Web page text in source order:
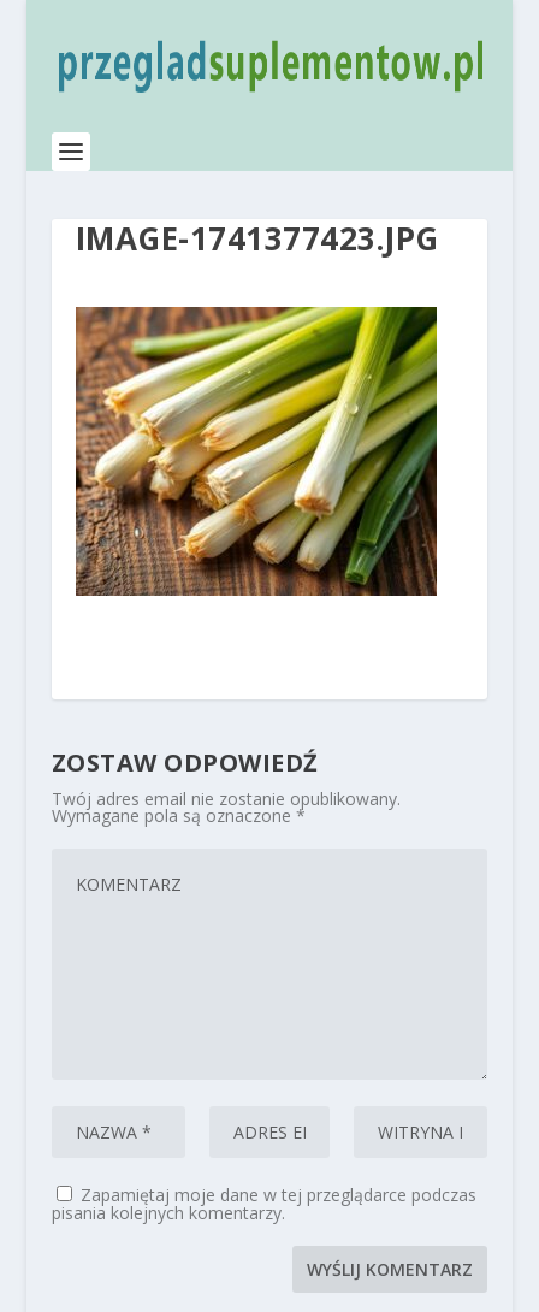
IMAGE-1741377423.JPG
ZOSTAW ODPOWIEDŹ
Twój adres email nie zostanie opublikowany.
Wymagane pola są oznaczone *
Zapamiętaj moje dane w tej przeglądarce podczas
pisania kolejnych komentarzy.